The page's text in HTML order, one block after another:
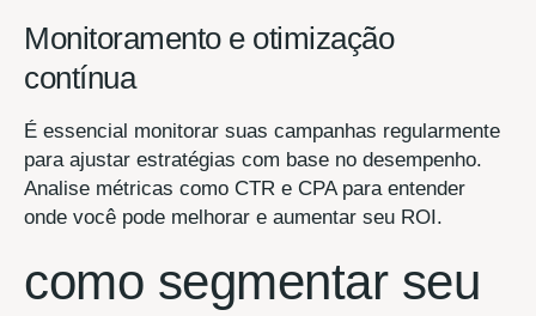
Monitoramento e otimização
contínua
É essencial monitorar suas campanhas regularmente
para ajustar estratégias com base no desempenho.
Analise métricas como CTR e CPA para entender
onde você pode melhorar e aumentar seu ROI.
como segmentar seu